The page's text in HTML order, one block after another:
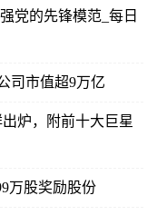
党的先锋模范_每日
司市值超9万亿
炉，附前十大巨星
万股奖励股份